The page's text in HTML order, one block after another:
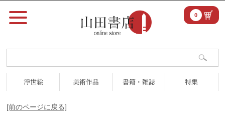
浮世絵 美術作品 書籍・雑誌 特集
0
[前のページに戻る]